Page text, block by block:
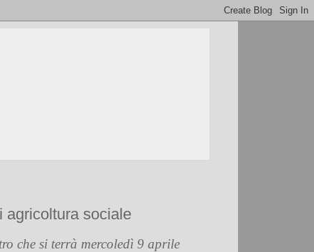
agricoltura sociale
che si terrà mercoledì 9 aprile